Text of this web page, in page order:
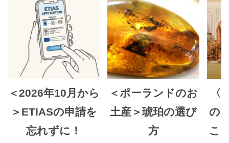
＜2026年10月から
＞ETIASの申請を
忘れずに！
＜ポーランドのお
土産＞琥珀の選び
方
〈
の
こ